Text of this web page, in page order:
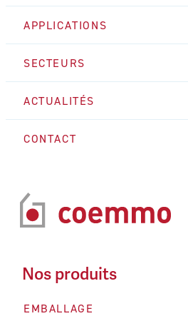
APPLICATIONS
SECTEURS
ACTUALITÉS
CONTACT
Nos produits
EMBALLAGE